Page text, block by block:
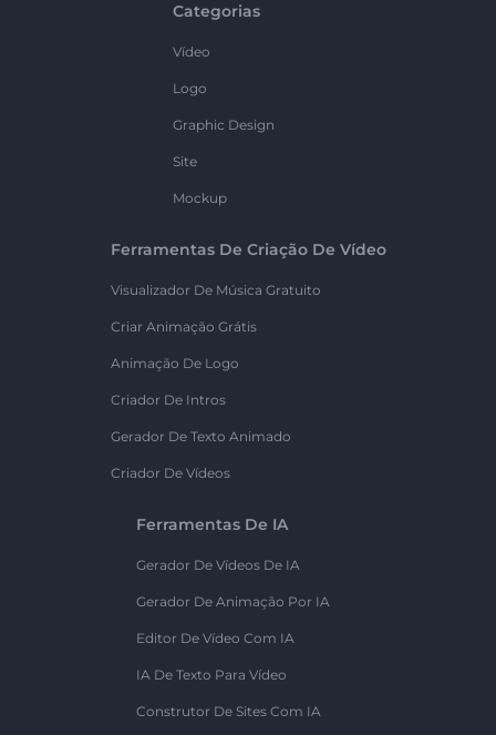
Categorias
Vídeo
Logo
Graphic Design
Site
Mockup
Ferramentas De Criação De Vídeo
Visualizador De Música Gratuito
Criar Animação Grátis
Animação De Logo
Criador De Intros
Gerador De Texto Animado
Criador De Vídeos
Ferramentas De IA
Gerador De Vídeos De IA
Gerador De Animação Por IA
Editor De Vídeo Com IA
IA De Texto Para Vídeo
Construtor De Sites Com IA